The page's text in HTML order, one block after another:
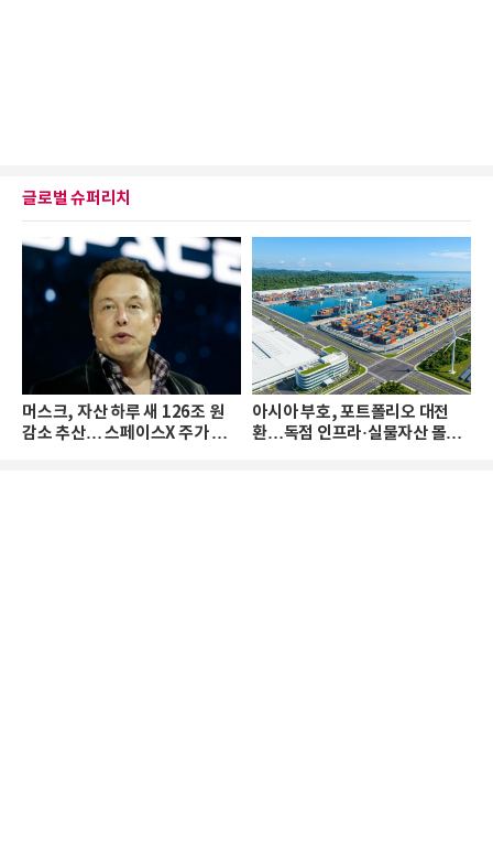
글로벌 슈퍼리치
머스크, 자산 하루 새 126조 원
감소 추산… 스페이스X 주가 하
아시아 부호, 포트폴리오 대전
환…독점 인프라·실물자산 몰린